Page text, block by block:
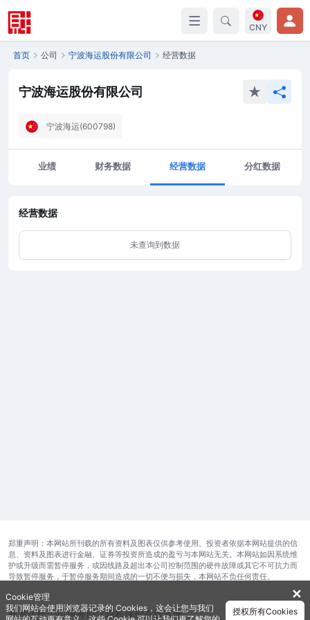
CNY
首页 公司 宁波海运股份有限公司 经营数据
宁波海运股份有限公司
宁波海运(600798)
业绩 财务数据 经营数据 分红数据
经营数据
未查询到数据
郑重声明：本网站所刊载的所有资料及图表仅供参考使用。投资者依据本网站提供的信
息、资料及图表进行金融、证券等投资所造成的盈亏与本网站无关。本网站如因系统维
护或升级而需暂停服务，或因线路及超出本公司控制范围的硬件故障或其它不可抗力而
导致暂停服务，于暂停服务期间造成的一切不便与损失，本网站不负任何责任。
开发运维公司服务协议隐私保护在线客服
✕
Cookie管理
我们网站会使用浏览器记录的 Cookies，这会让您与我们
授权所有Cookies